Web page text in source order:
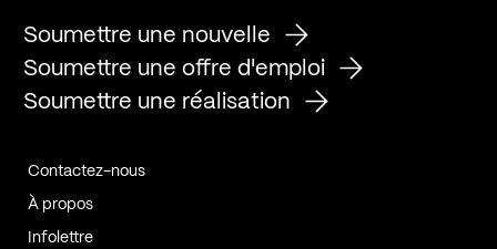
Soumettre une nouvelle
Soumettre une offre d'emploi
Soumettre une réalisation
Contactez-nous
À propos
Infolettre